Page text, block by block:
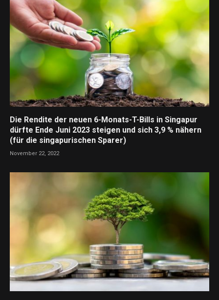
Die Rendite der neuen 6-Monats-T-Bills in Singapur
dürfte Ende Juni 2023 steigen und sich 3,9 % nähern
(für die singapurischen Sparer)
November 22, 2022